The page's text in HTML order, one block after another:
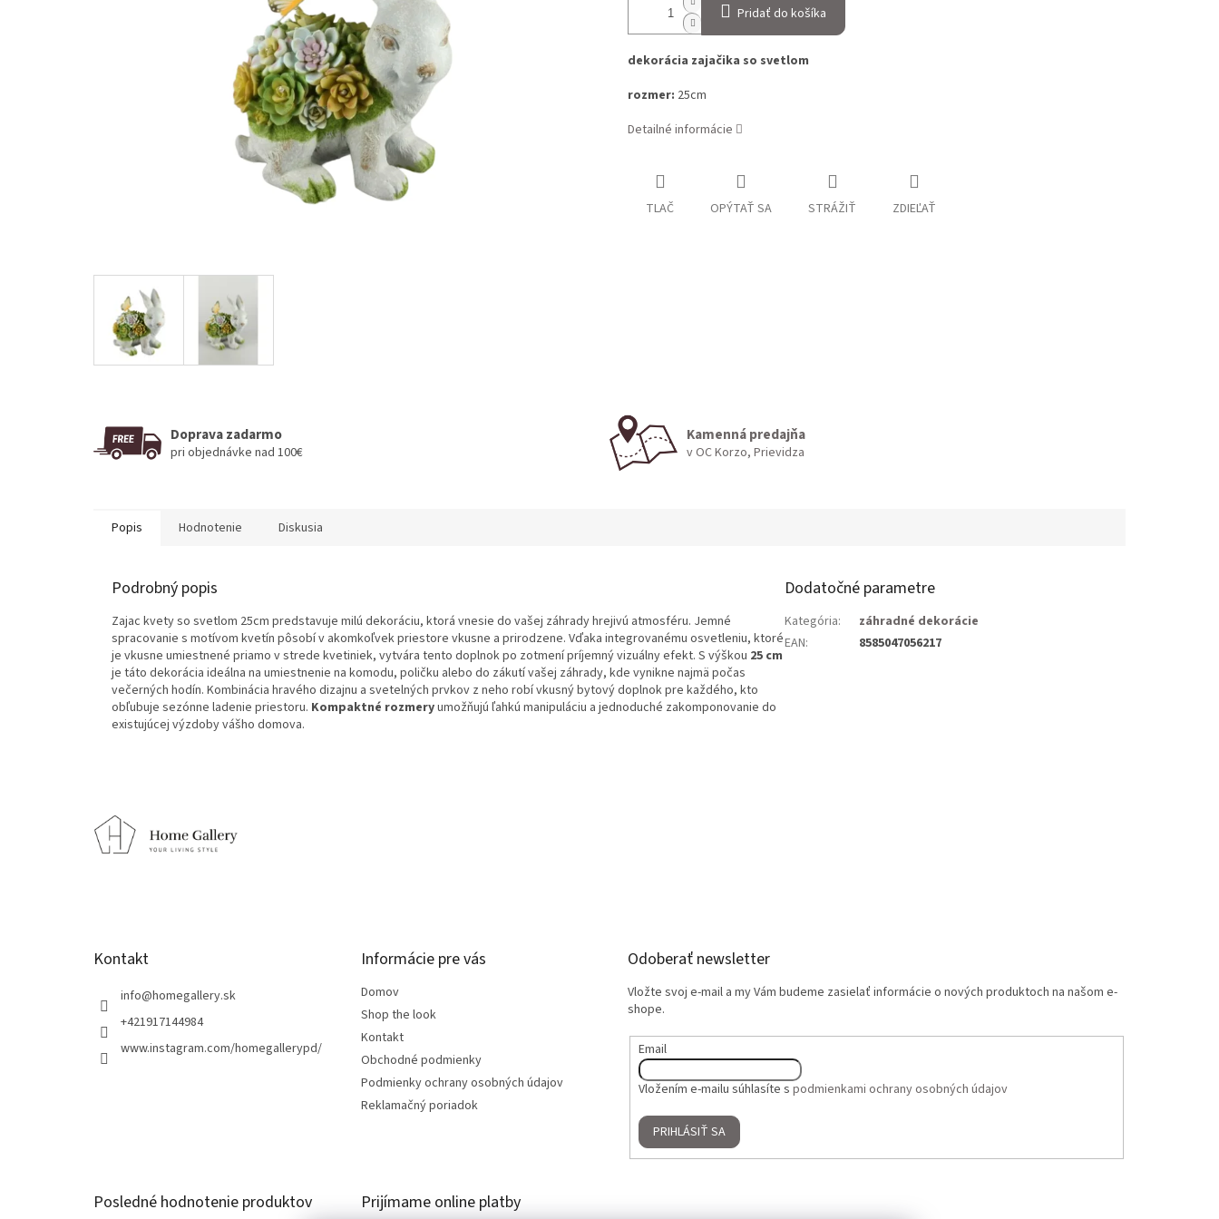
Pridať do košíka
dekorácia zajačika so svetlom
rozmer: 25cm
Detailné informácie
TLAČ OPÝTAŤ SA STRÁŽIŤ ZDIEĽAŤ
Doprava zadarmo
pri objednávke nad 100€
Kamenná predajňa
v OC Korzo, Prievidza
Popis Hodnotenie Diskusia
Podrobný popis
Zajac kvety so svetlom 25cm predstavuje milú dekoráciu, ktorá vnesie do vašej záhrady hrejivú atmosféru. Jemné
spracovanie s motívom kvetín pôsobí v akomkoľvek priestore vkusne a prirodzene. Vďaka integrovanému osvetleniu, ktoré
je vkusne umiestnené priamo v strede kvetiniek, vytvára tento doplnok po zotmení príjemný vizuálny efekt. S výškou 25 cm
je táto dekorácia ideálna na umiestnenie na komodu, poličku alebo do zákutí vašej záhrady, kde vynikne najmä počas
večerných hodín. Kombinácia hravého dizajnu a svetelných prvkov z neho robí vkusný bytový doplnok pre každého, kto
obľubuje sezónne ladenie priestoru. Kompaktné rozmeryumožňujú ľahkú manipuláciu a jednoduché zakomponovanie do
existujúcej výzdoby vášho domova.
Dodatočné parametre
Kategória:
záhradné dekorácie
EAN: 8585047056217
Kontakt
info@homegallery.sk
+421917144984
www.instagram.com/homegallerypd/
Informácie pre vás
Domov
Shop the look
Kontakt
Obchodné podmienky
Podmienky ochrany osobných údajov
Reklamačný poriadok
Odoberať newsletter
Vložte svoj e-mail a my Vám budeme zasielať informácie o nových produktoch na našom e-
shope.
Email
Vložením e-mailu súhlasíte s podmienkami ochrany osobných údajov
PRIHLÁSIŤ SA
Posledné hodnotenie produktov Prijímame online platby